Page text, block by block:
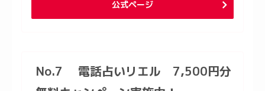
公式ページ
No.7 電話占いリエル 7,500円分